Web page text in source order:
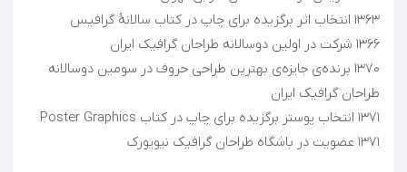
۱۳۷۰ برنده‌ی جایزه‌ی بهترین طراحی حروف در سومین دوسالانه
۱۳۷۱ عضویت در باشگاه طراحان گرافیک نیویورک